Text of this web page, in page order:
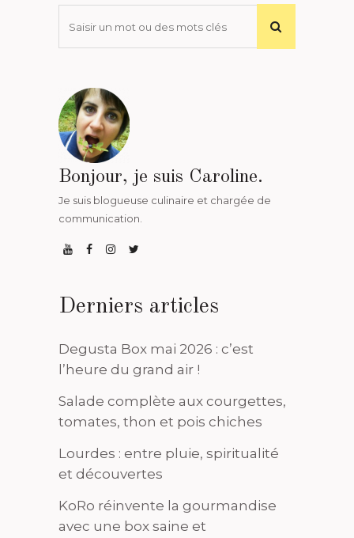
Bonjour, je suis Caroline.
Je suis blogueuse culinaire et chargée de
communication.
Derniers articles
Degusta Box mai 2026 : c’est
l’heure du grand air !
Salade complète aux courgettes,
tomates, thon et pois chiches
Lourdes : entre pluie, spiritualité
et découvertes
KoRo réinvente la gourmandise
avec une box saine et